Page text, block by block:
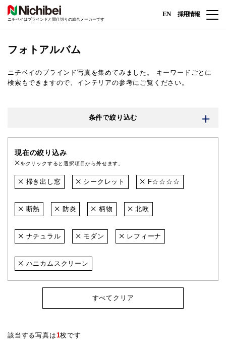
ニチベイはブラインドと間仕切りの総合メーカーです
EN 採用情報
フォトアルバム
ニチベイのブラインド写真を集めてみました。
キーワードごとに
検索もできますので、インテリアの参考にご覧ください。
条件で絞り込む
現在の絞り込み
をクリックすると選択項目から外せます。
掃き出し窓 シークレット F☆☆☆☆
断熱 防炎 柄物 北欧
ナチュラル モダン レフィーナ
ハニカムスクリーン
すべてクリア
該当する写真は1枚です